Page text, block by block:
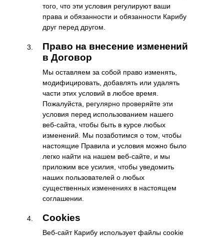
того, что эти условия регулируют ваши
права и обязанности и обязанности Карибу
друг перед другом.
Право на внесение изменений
в Договор
Мы оставляем за собой право изменять,
модифицировать, добавлять или удалять
части этих условий в любое время.
Пожалуйста, регулярно проверяйте эти
условия перед использованием нашего
веб-сайта, чтобы быть в курсе любых
изменений. Мы позаботимся о том, чтобы
настоящие Правила и условия можно было
легко найти на нашем веб-сайте, и мы
приложим все усилия, чтобы уведомить
наших пользователей о любых
существенных изменениях в настоящем
соглашении.
Cookies
Веб-сайт Карибу использует файлы cookie